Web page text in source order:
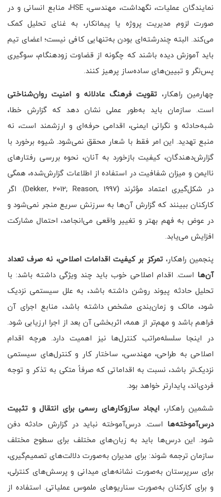
نمایندگان عملیات، نگهداشت، مهندسی، HSE، منابع انسانی و در
صورت لزوم مدیریت پروژه یا پیمانکار، به غنای تحلیل کمک
می‌کند. البته چندرشته‌ای بودن به‌تنهایی کافی نیست؛ اعضای تیم
باید آموزش دیده باشند که چگونه از قضاوت زودهنگام، سوگیری
پس‌نگر و تبیین‌های ساده‌ساز پرهیز کنند.
چهارمین راهکار، تقویت فرهنگ عادلانه و امنیت روان‌شناختی
است. سازمان باید به‌طور عملی نشان دهد که گزارش خطا،
شبه‌حادثه و نگرانی ایمنی، اقدامی حرفه‌ای و ارزشمند است، نه
منبع تهدید. این امر فقط با شعار محقق نمی‌شود. شیوه برخورد با
گزارش‌دهندگان، کیفیت بازخورد به آنان، نحوه بررسی رفتارهای
ناایمن و میزان شفافیت در استفاده از اطلاعات گزارش‌شده، همگی
در شکل‌گیری اعتماد مؤثرند (Dekker, 2012; Reason, 1997). اگر
کارکنان ببینند که گزارش آن‌ها به سرزنش سریع منجر نمی‌شود و
در عوض به فهم بهتر و تغییر واقعی می‌انجامد، احتمال مشارکت
افزایش می‌یابد.
پنجمین راهکار،تمرکز بر کیفیت اقدامات اصلاحی، نه صرف تعداد
آن‌ها است. اقدام اصلاحی خوب باید چند ویژگی داشته باشد: با
تحلیل حادثه پیوند روشن داشته باشد، به علل سیستمی نزدیک
شود، مالک و زمان‌بندی مشخص داشته باشد، منابع اجرای آن
فراهم باشد و مهم‌تر از همه، اثربخشی آن بعد از اجرا ارزیابی شود.
در اینجا سلسله‌مراتب کنترل‌ها نیز اهمیت دارد. هرچه اقدام
اصلاحی به طراحی، مهندسی، ساختار کار و کنترل‌های سیستمی
نزدیک‌تر باشد، نسبت به اقداماتی که صرفاً متکی به تذکر و توجه
فردی‌اند، پایدارتر خواهد بود.
ششمین راهکار، ایجاد سازوکارهای رسمی برای انتقال و تثبیت
درس‌آموخته‌ها است. درس‌آموخته نباید در گزارش حادثه دفن
شود. این درس‌ها باید به زبان‌های مختلف برای سطوح مختلف
سازمان ترجمه شوند: برای مدیران به‌صورت دلالت‌های تصمیم‌گیری،
برای سرپرستان به‌صورت نشانه‌های میدانی و پرسش‌های کنترلی،
و برای کارکنان به‌صورت سناریوهای ملموس عملیاتی. استفاده از